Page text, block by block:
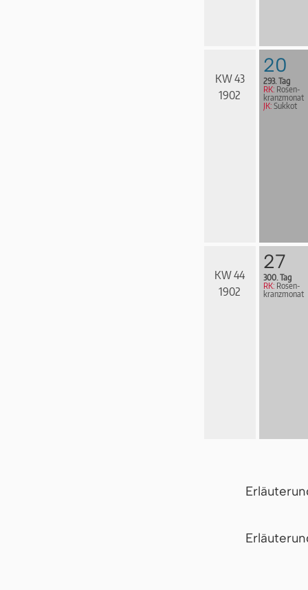
KW 43
1902
20
293. Tag
RK: Rosen­
kranz­mo­nat
JK: Sukkot
KW 44
1902
27
300. Tag
RK: Rosen­
kranz­mo­nat